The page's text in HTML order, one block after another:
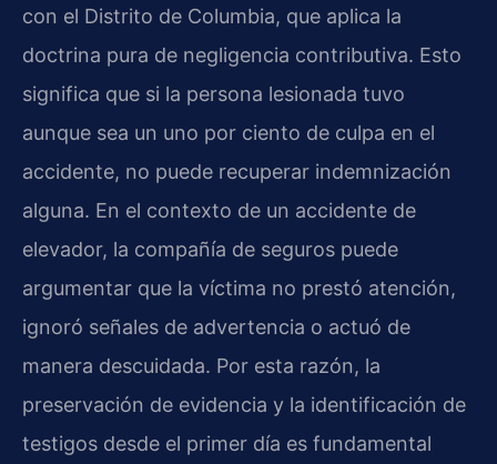
con el Distrito de Columbia, que aplica la
doctrina pura de negligencia contributiva. Esto
significa que si la persona lesionada tuvo
aunque sea un uno por ciento de culpa en el
accidente, no puede recuperar indemnización
alguna. En el contexto de un accidente de
elevador, la compañía de seguros puede
argumentar que la víctima no prestó atención,
ignoró señales de advertencia o actuó de
manera descuidada. Por esta razón, la
preservación de evidencia y la identificación de
testigos desde el primer día es fundamental